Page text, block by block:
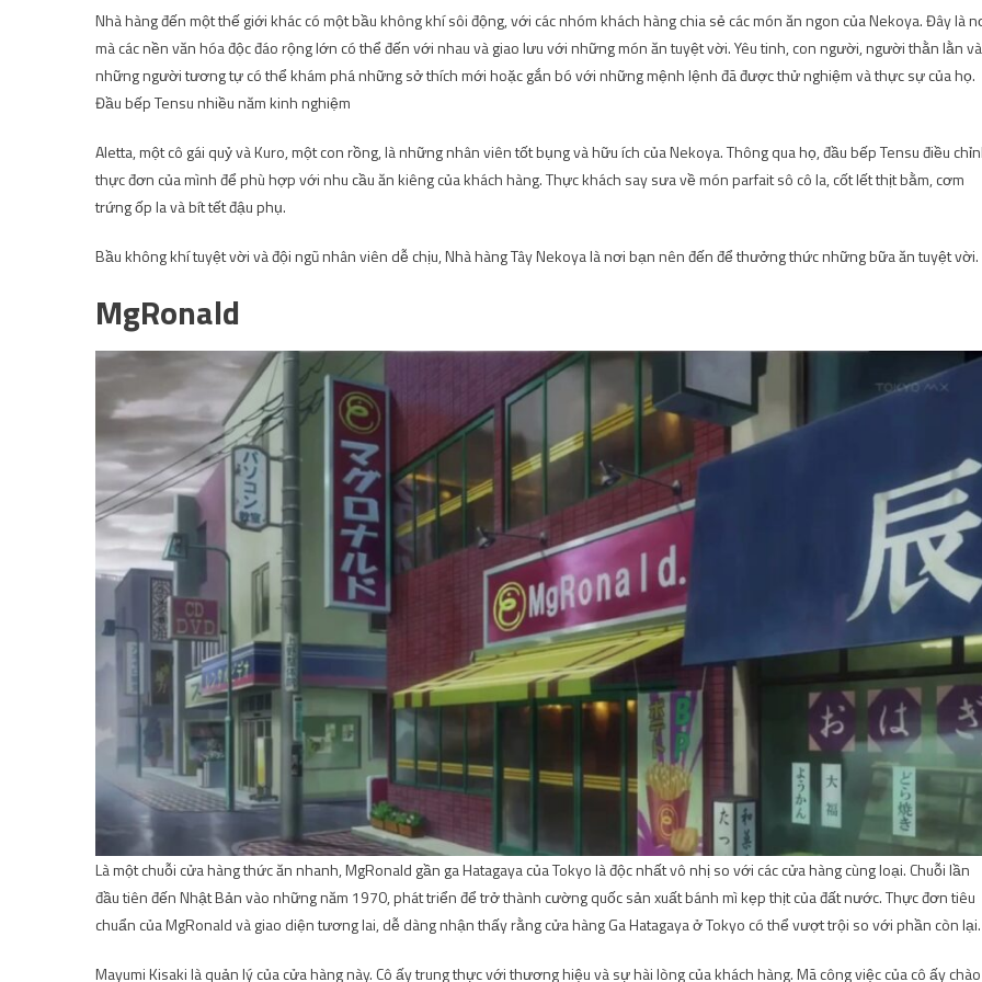
Nhà hàng đến một thế giới khác có một bầu không khí sôi động, với các nhóm khách hàng chia sẻ các món ăn ngon của Nekoya. Đây là
mà các nền văn hóa độc đáo rộng lớn có thể đến với nhau và giao lưu với những món ăn tuyệt vời. Yêu tinh, con người, người thằn lằn và
những người tương tự có thể khám phá những sở thích mới hoặc gắn bó với những mệnh lệnh đã được thử nghiệm và thực sự của họ.
Đầu bếp Tensu nhiều năm kinh nghiệm
Aletta, một cô gái quỷ và Kuro, một con rồng, là những nhân viên tốt bụng và hữu ích của Nekoya. Thông qua họ, đầu bếp Tensu điều
thực đơn của mình để phù hợp với nhu cầu ăn kiêng của khách hàng. Thực khách say sưa về món parfait sô cô la, cốt lết thịt bằm, cơm
trứng ốp la và bít tết đậu phụ.
Bầu không khí tuyệt vời và đội ngũ nhân viên dễ chịu, Nhà hàng Tây Nekoya là nơi bạn nên đến để thưởng thức những bữa ăn tuyệt vời.
MgRonald
Là một chuỗi cửa hàng thức ăn nhanh, MgRonald gần ga Hatagaya của Tokyo là độc nhất vô nhị so với các cửa hàng cùng loại. Chuỗi lần
đầu tiên đến Nhật Bản vào những năm 1970, phát triển để trở thành cường quốc sản xuất bánh mì kẹp thịt của đất nước. Thực đơn tiêu
chuẩn của MgRonald và giao diện tương lai, dễ dàng nhận thấy rằng cửa hàng Ga Hatagaya ở Tokyo có thể vượt trội so với phần còn lại.
Mayumi Kisaki là quản lý của cửa hàng này. Cô ấy trung thực với thương hiệu và sự hài lòng của khách hàng. Mã công việc của cô ấy chào